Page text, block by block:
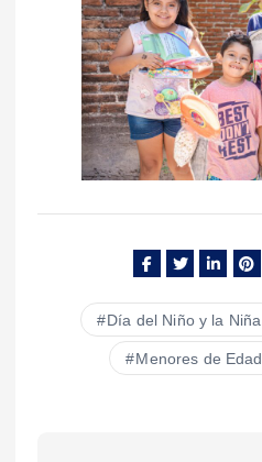
Día del Niño y la Niña
Menores de Edad